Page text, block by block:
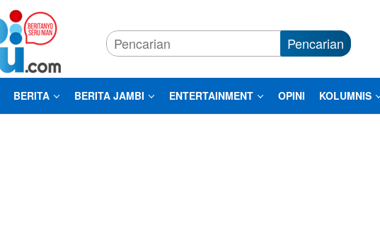
Pencarian
BERITA BERITA JAMBI ENTERTAINMENT OPINI KOLUMNIS